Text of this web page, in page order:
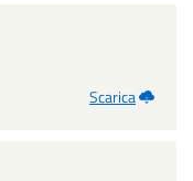
Scarica